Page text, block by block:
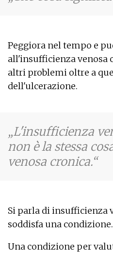
Peggiora nel tempo e
all'insufficienza venosa
altri problemi oltre a
dell'ulcerazione.
L'insufficienza
non è la stessa
venosa cronica.
Si parla di insufficienza
soddisfa una condizione.
Una condizione per